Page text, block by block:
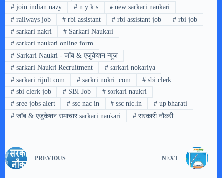
#join indian navy #n y k s # new sarkari naukari
#railways job #rbi assistant # rbi assistant job # rbi job
#sarkari nakri #Sarkari Naukari
#sarkari naukari online form
#Sarkari Naukri - जॉब & एजुकेशन न्यूज़
#sarkari Naukri Recruitment #sarkari nokariya
#sarkari rijult.com #sarkri nokri .com # sbi clerk
#sbi clerk job #SBI Job # sorkari naukri
#sree jobs alert #ssc nac in # ssc nic.in # up bharati
#जॉब & एजुकेशन समाचार sarkari naukari #सरकारी नौकरी
PREVIOUS NEXT